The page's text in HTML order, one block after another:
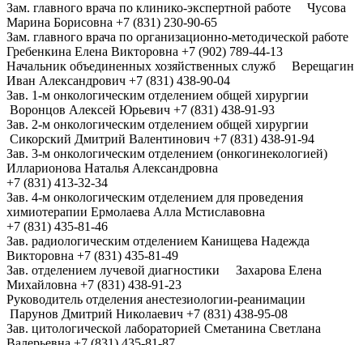
Зам. главного врача по клинико-экспертной работе Чусова
Марина Борисовна +7 (831) 230-90-65
Зам. главного врача по организационно-методической работе
Гребенкина Елена Викторовна +7 (902) 789-44-13
Начальник объединенных хозяйственных служб Верещагин
Иван Александрович +7 (831) 438-90-04
Зав. 1-м онкологическим отделением общей хирургии
Воронцов Алексей Юрьевич +7 (831) 438-91-93
Зав. 2-м онкологическим отделением общей хирургии
Сикорский Дмитрий Валентинович +7 (831) 438-91-94
Зав. 3-м онкологическим отделением (онкогинекологией)
Илларионова Наталья Александровна
+7 (831) 413-32-34
Зав. 4-м онкологическим отделением для проведения
химиотерапии Ермолаева Алла Мстиславовна
+7 (831) 435-81-46
Зав. радиологическим отделением Канищева Надежда
Викторовна +7 (831) 435-81-49
Зав. отделением лучевой диагностики Захарова Елена
Михайловна +7 (831) 438-91-23
Руководитель отделения анестезиологии-реанимации
Парунов Дмитрий Николаевич +7 (831) 438-95-08
Зав. цитологической лабораторией Сметанина Светлана